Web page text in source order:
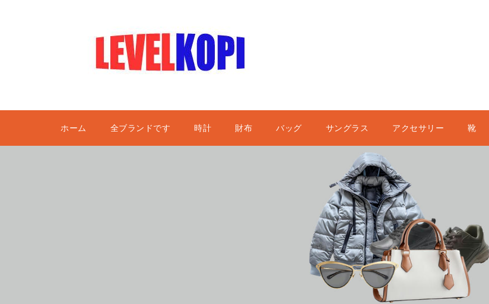
ホーム 全ブランドです 時計 財布 バッグ サングラス アクセサリー 靴